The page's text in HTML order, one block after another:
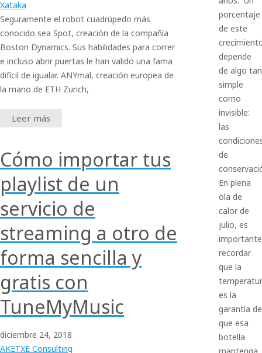
Xataka
Seguramente el robot cuadrúpedo más
conocido sea Spot, creación de la compañía
Boston Dynamics. Sus habilidades para correr
e incluso abrir puertas le han valido una fama
difícil de igualar. ANYmal, creación europea de
la mano de ETH Zurich,
Leer más
Cómo importar tus
playlist de un
servicio de
streaming a otro de
forma sencilla y
gratis con
TuneMyMusic
diciembre 24, 2018
AKETXE Consulting
porcentaje
de este
depende
de algo tan
simple
como
invisible:
las
de
En plena
ola de
calor de
julio, es
importante
recordar
que la
es la
garantía de
que esa
botella